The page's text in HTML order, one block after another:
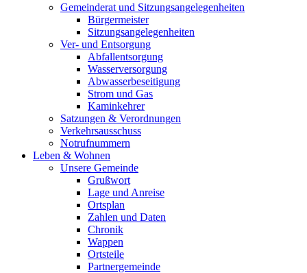
Gemeinderat und Sitzungsangelegenheiten
Bürgermeister
Sitzungsangelegenheiten
Ver- und Entsorgung
Abfallentsorgung
Wasserversorgung
Abwasserbeseitigung
Strom und Gas
Kaminkehrer
Satzungen & Verordnungen
Verkehrsausschuss
Notrufnummern
Leben & Wohnen
Unsere Gemeinde
Grußwort
Lage und Anreise
Ortsplan
Zahlen und Daten
Chronik
Wappen
Ortsteile
Partnergemeinde